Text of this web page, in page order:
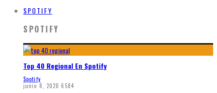
SPOTIFY
SPOTIFY
Top 40 Regional En Spotify
Spotify
junio 8, 2020 6584